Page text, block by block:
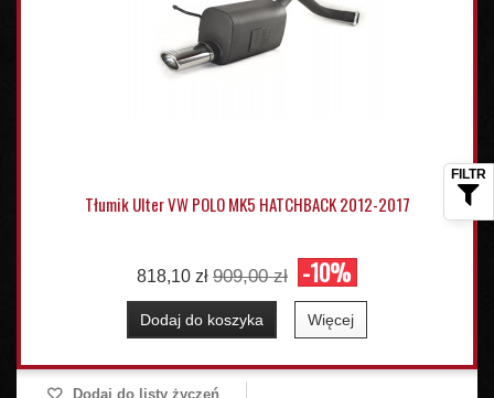
Tłumik Ulter VW POLO MK5 HATCHBACK 2012-2017
818,10 zł 909,00 zł -10%
Dodaj do koszyka Więcej
Dodaj do listy życzeń